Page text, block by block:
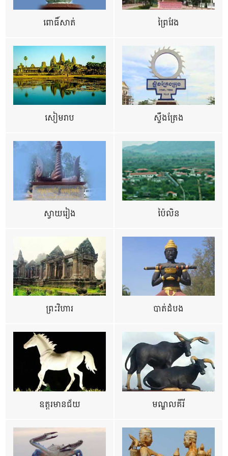
ពោធិ៍សាត់ ព្រៃវែង
សៀមរាប ស្ទឹងត្រែង
ស្វាយរៀង ប៉ៃលិន
ព្រះវិហារ បាត់ដំបង
ឧត្ដរមានជ័យ មណ្ឌលគីរី